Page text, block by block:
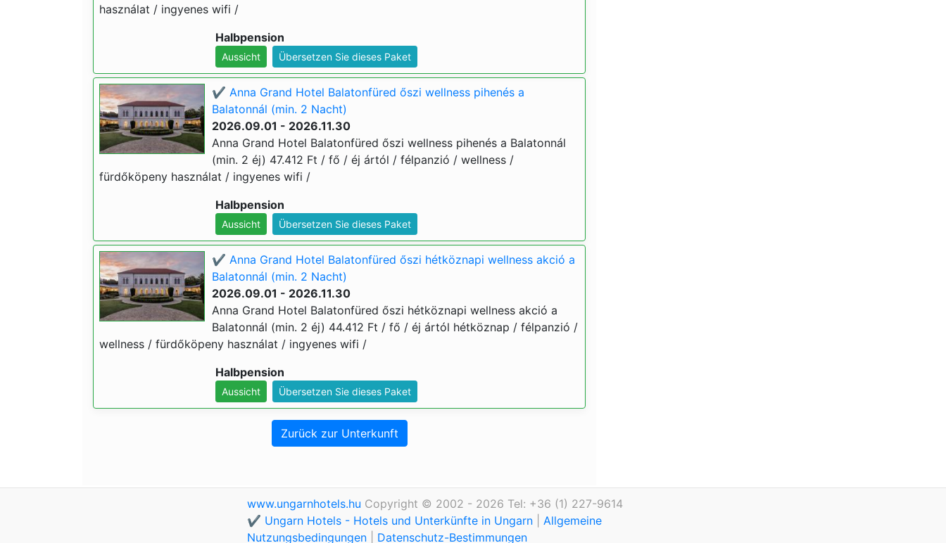
használat / ingyenes wifi /
Halbpension
Aussicht Übersetzen Sie dieses Paket
✔️ Anna Grand Hotel Balatonfüred őszi wellness pihenés a
Balatonnál (min. 2 Nacht)
2026.09.01 - 2026.11.30
Anna Grand Hotel Balatonfüred őszi wellness pihenés a Balatonnál
(min. 2 éj) 47.412 Ft / fő / éj ártól / félpanzió / wellness /
fürdőköpeny használat / ingyenes wifi /
Halbpension
Aussicht Übersetzen Sie dieses Paket
✔️ Anna Grand Hotel Balatonfüred őszi hétköznapi wellness akció a
Balatonnál (min. 2 Nacht)
2026.09.01 - 2026.11.30
Anna Grand Hotel Balatonfüred őszi hétköznapi wellness akció a
Balatonnál (min. 2 éj) 44.412 Ft / fő / éj ártól hétköznap / félpanzió /
wellness / fürdőköpeny használat / ingyenes wifi /
Halbpension
Aussicht Übersetzen Sie dieses Paket
Zurück zur Unterkunft
www.ungarnhotels.hu Copyright © 2002 - 2026 Tel: +36 (1) 227-9614
✔️ Ungarn Hotels - Hotels und Unterkünfte in Ungarn
Allgemeine
Nutzungsbedingungen
Datenschutz-Bestimmungen